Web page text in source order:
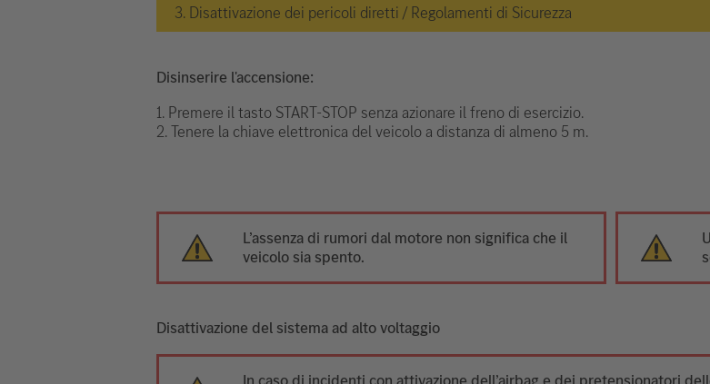
3. Disattivazione dei pericoli diretti / Regolamenti di Sicurezza
Disinserire l'accensione:
1. Premere il tasto START-STOP senza azionare il freno di esercizio.
2. Tenere la chiave elettronica del veicolo a distanza di almeno 5 m.
L’assenza di rumori dal motore non significa che il
veicolo sia spento.
Disattivazione del sistema ad alto voltaggio